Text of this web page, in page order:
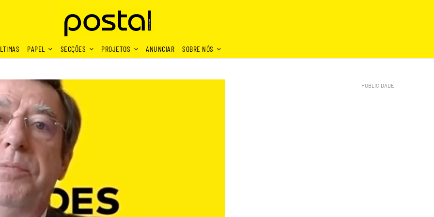
PAPEL SECÇÕES PROJETOS ANUNCIAR SOBRE NÓS